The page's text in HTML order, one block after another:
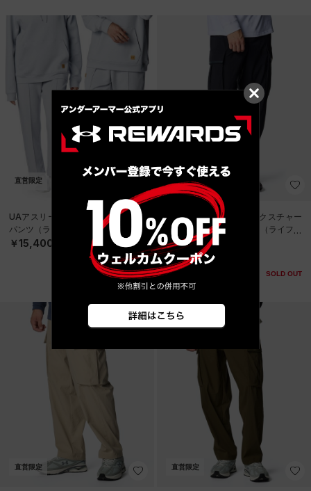
直営限定
UAアスリートリカバリー コージー
パンツ（ライフスタイル/UNISEX）
￥15,400
直営限定
UAアンストッパブル テクスチャー
ドウーブン カーゴパンツ（ライフス
タイル/MEN）
￥16,940
SOLD OUT
直営限定 直営限定